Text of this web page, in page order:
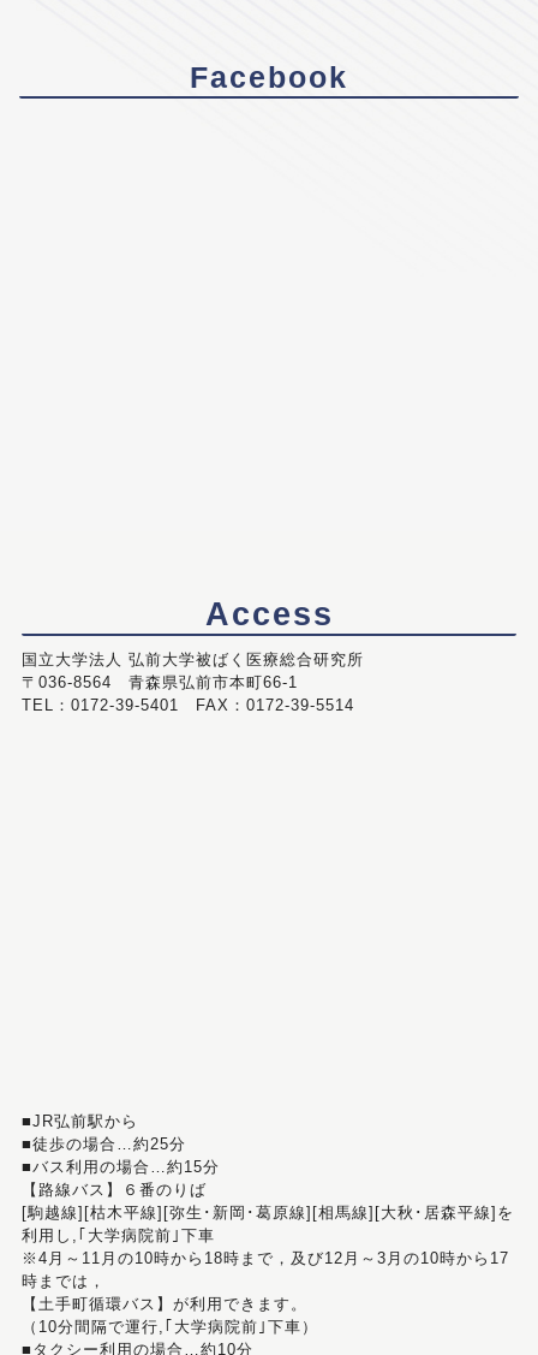
Facebook
Access
国立大学法人 弘前大学被ばく医療総合研究所
〒036-8564 青森県弘前市本町66-1
TEL：0172-39-5401 FAX：0172-39-5514
■JR弘前駅から
■徒歩の場合…約25分
■バス利用の場合…約15分
【路線バス】６番のりば
[駒越線][枯木平線][弥生･新岡･葛原線][相馬線][大秋･居森平線]を
利用し,｢大学病院前｣下車
※4月～11月の10時から18時まで，及び12月～3月の10時から17
時までは，
【土手町循環バス】が利用できます。
（10分間隔で運行,｢大学病院前｣下車）
■タクシー利用の場合…約10分